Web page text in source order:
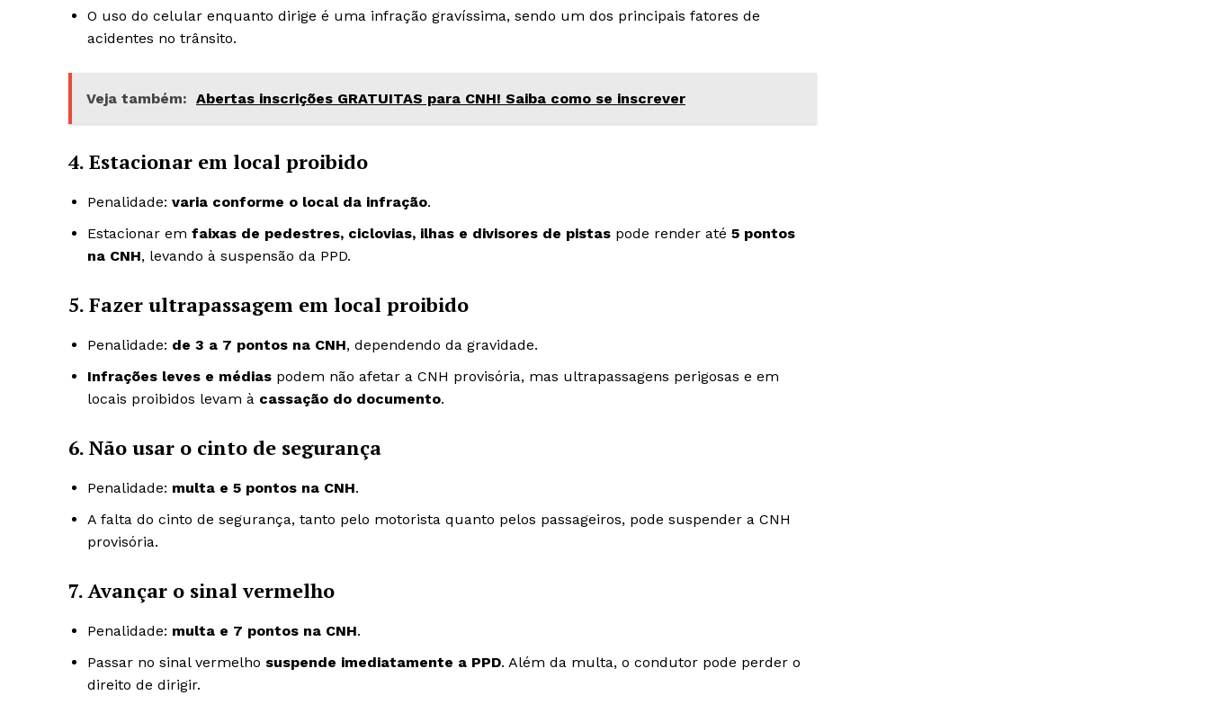
O uso do celular enquanto dirige é uma infração gravíssima, sendo um dos principais fatores de
acidentes no trânsito.
Veja também: Abertas inscrições GRATUITAS para CNH! Saiba como se inscrever
4. Estacionar em local proibido
Penalidade: varia conforme o local da infração.
Estacionar em faixas de pedestres, ciclovias, ilhas e divisores de pistas pode render até 5 pontos
na CNH, levando à suspensão da PPD.
5. Fazer ultrapassagem em local proibido
Penalidade: de 3 a 7 pontos na CNH, dependendo da gravidade.
Infrações leves e médias podem não afetar a CNH provisória, mas ultrapassagens perigosas e em
locais proibidos levam à cassação do documento.
6. Não usar o cinto de segurança
Penalidade: multa e 5 pontos na CNH.
A falta do cinto de segurança, tanto pelo motorista quanto pelos passageiros, pode suspender a CNH
provisória.
7. Avançar o sinal vermelho
Penalidade: multa e 7 pontos na CNH.
Passar no sinal vermelho suspende imediatamente a PPD. Além da multa, o condutor pode perder o
direito de dirigir.